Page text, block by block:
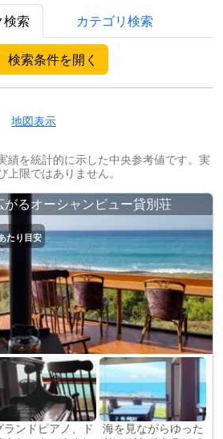
検索 カテゴリ検索
検索条件を開く
地図表示
績を統計的に示した中央参考値です。実
限ではありません。
るオーシャンビュー貸別荘
たり目安
ランドピアノ、ド
海を見ながらゆった